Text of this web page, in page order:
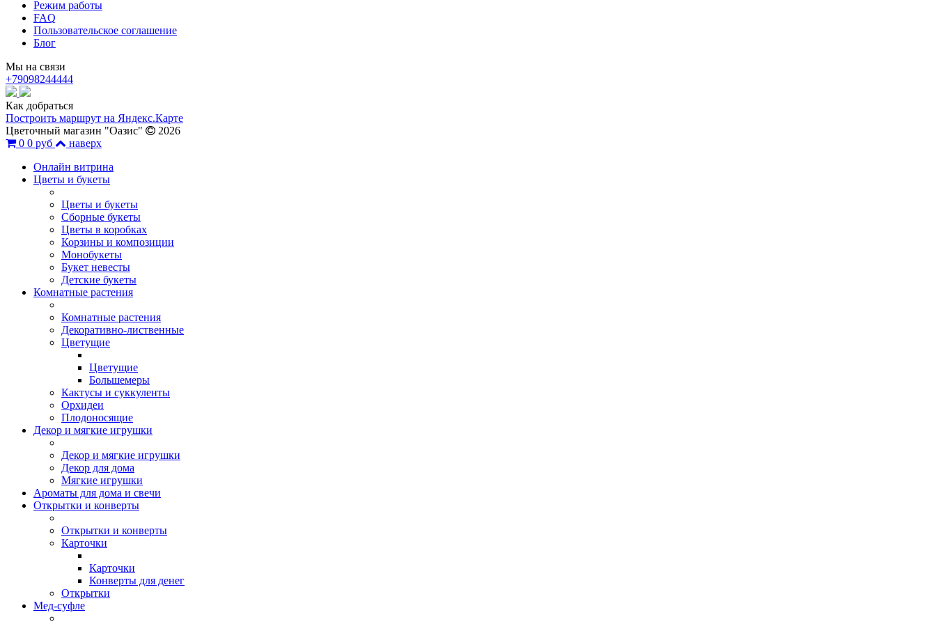
Режим работы
FAQ
Пользовательское соглашение
Блог
Мы на связи
+79098244444
Как добраться
Построить маршрут на Яндекс.Карте
Цветочный магазин "Оазис"
2026
0 0 руб
наверх
Онлайн витрина
Цветы и букеты
Цветы и букеты
Сборные букеты
Цветы в коробках
Корзины и композиции
Монобукеты
Букет невесты
Детские букеты
Комнатные растения
Комнатные растения
Декоративно-лиственные
Цветущие
Цветущие
Большемеры
Кактусы и суккуленты
Орхидеи
Плодоносящие
Декор и мягкие игрушки
Декор и мягкие игрушки
Декор для дома
Мягкие игрушки
Ароматы для дома и свечи
Открытки и конверты
Открытки и конверты
Карточки
Карточки
Конверты для денег
Открытки
Мед-суфле